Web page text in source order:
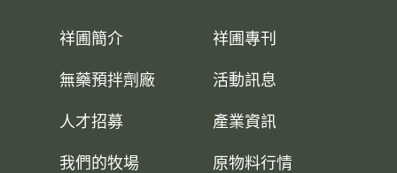
祥圃簡介
無藥預拌劑廠
人才招募
我們的牧場
祥圃專刊
活動訊息
產業資訊
原物料行情